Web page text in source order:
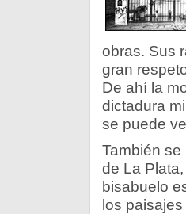
obras. Sus
gran
De ahí la
dictadura
se puede
También
de La
bisabuelo
los